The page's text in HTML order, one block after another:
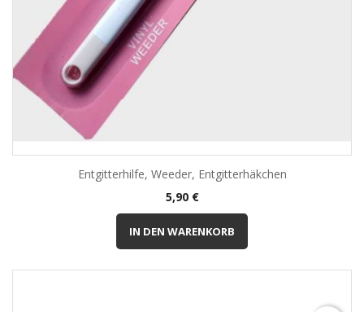
Entgitterhilfe, Weeder, Entgitterhäkchen
Preis
5,90 €
IN DEN WARENKORB